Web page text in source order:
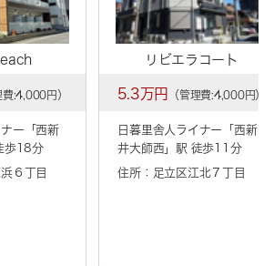
費:4,000円）
ー「西新
歩18分
６丁目
リビエラコート
5.3万円 （管理費:4,000円）
日暮里舎人ライナー「 西新
井大師西」駅 徒歩11分
住所：足立区江北７丁目